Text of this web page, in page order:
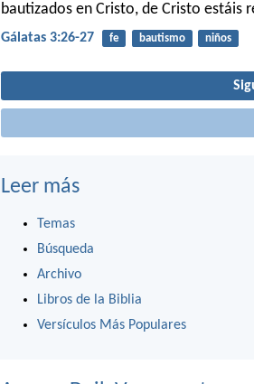
bautizados en Cristo, de Cristo estáis
Gálatas 3:26-27 fe bautismo niños
Leer más
Temas
Búsqueda
Archivo
Libros de la Biblia
Versículos Más Populares